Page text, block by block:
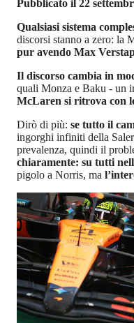
Pubblicato il 22
Qualsiasi sistema
discorsi stanno a zero: la
pur avendo Max
Il discorso cambia in
quali Monza e Baku - un
McLaren si ritrova con
Dirò di più: se tutto il
ingorghi infiniti della
prevalenza, quindi il
chiaramente: su tutti
pigolo a Norris, ma